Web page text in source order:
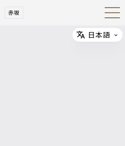
赤坂 Open
Navig
Select
日本語